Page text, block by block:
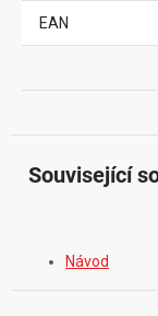
EAN
Související
Návod